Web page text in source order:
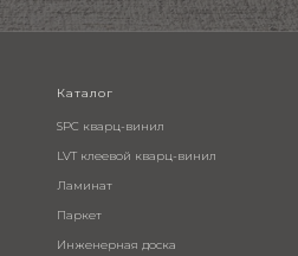
Каталог
SPC кварц-винил
LVT клеевой кварц-винил
Ламинат
Паркет
Инженерная доска